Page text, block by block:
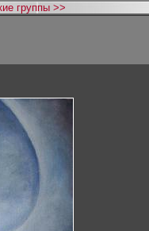
группы >>